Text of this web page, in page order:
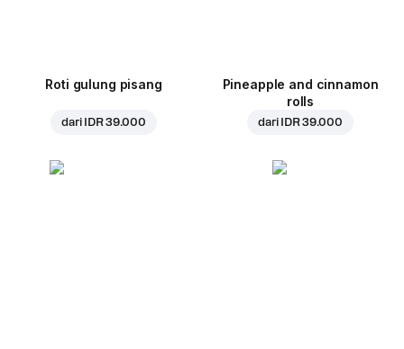
Roti gulung pisang
dari IDR 39.000
Pineapple and cinnamon
rolls
dari IDR 39.000